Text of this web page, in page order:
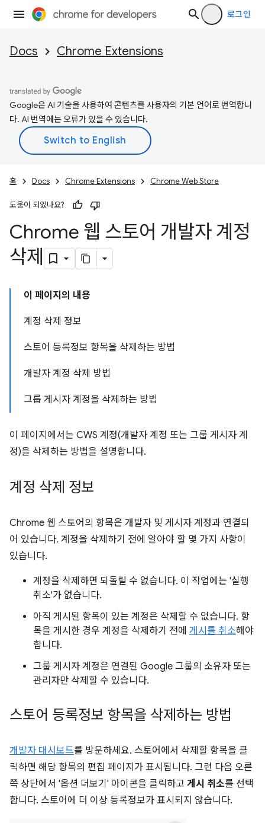
로그인
Docs Chrome Extensions
Google은 AI 기술을 사용하여 콘텐츠를 사용자의 기본 언어로 번역합니
다. AI 번역에는 오류가 있을 수 있습니다.
홈 Docs Chrome Extensions Chrome Web Store
도움이 되었나요?
Chrome 웹 스토어 개발자 계정
삭제
이 페이지의 내용
계정 삭제 정보
스토어 등록정보 항목을 삭제하는 방법
개발자 계정 삭제 방법
그룹 게시자 계정을 삭제하는 방법
이 페이지에서는 CWS 계정(개발자 계정 또는 그룹 게시자 계
정)을 삭제하는 방법을 설명합니다.
계정 삭제 정보
Chrome 웹 스토어의 항목은 개발자 및 게시자 계정과 연결되
어 있습니다. 계정을 삭제하기 전에 알아야 할 몇 가지 사항이
있습니다.
계정을 삭제하면 되돌릴 수 없습니다. 이 작업에는 '실행
취소'가 없습니다.
아직 게시된 항목이 있는 계정은 삭제할 수 없습니다. 항
목을 게시한 경우 계정을 삭제하기 전에 게시를 취소해야
합니다.
그룹 게시자 계정은 연결된 Google 그룹의 소유자 또는
관리자만 삭제할 수 있습니다.
스토어 등록정보 항목을 삭제하는 방법
개발자 대시보드를 방문하세요. 스토어에서 삭제할 항목을 클
릭하면 해당 항목의 편집 페이지가 표시됩니다. 그런 다음 오른
쪽 상단에서 '옵션 더보기' 아이콘을 클릭하고 게시 취소를 선택
합니다. 스토어에 더 이상 등록정보가 표시되지 않습니다.